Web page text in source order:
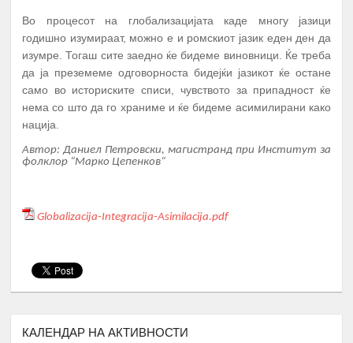
Во процесот на глобализацијата каде многу јазици
годишно изумираат, можно е и ромскиот јазик еден ден да
изумре. Тогаш сите заедно ќе бидеме виновници. Ќе треба
да ја преземеме одговорноста бидејќи јазикот ќе остане
само во историските списи, чувството за припадност ќе
нема со што да го храниме и ќе бидеме асимилирани како
нација.
Автор: Даниел Петровски, магистранд при Институт за
фолклор “Марко Цепенков“
Globalizacija-Integracija-Asimilacija.pdf
КАЛЕНДАР НА АКТИВНОСТИ
А К Т И В Н О С Т И
ПРОМОЦИЈА И ПОТПИШУВАЊЕ НА
СРЕДНОШКОЛЦИ
ДОКАЖАНИ ВО СВОЈАТА ОБЛАСТ
државните универзитети во
Република Северна Македонија
ТУТОРСТВО ОД ПРОФЕСОРИ,
АСИСТЕНТИ, КОЛЕГИ И ВРСНИЦИ